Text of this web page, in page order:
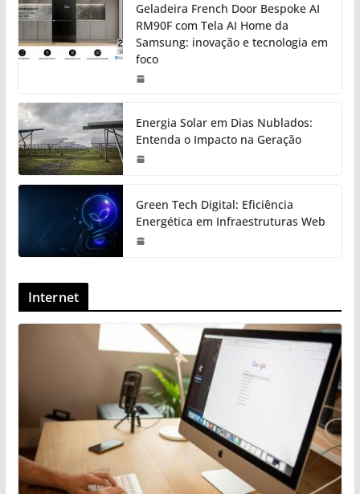
Geladeira French Door Bespoke AI
RM90F com Tela AI Home da
Samsung: inovação e tecnologia em
foco
Energia Solar em Dias Nublados:
Entenda o Impacto na Geração
Green Tech Digital: Eficiência
Energética em Infraestruturas Web
Internet